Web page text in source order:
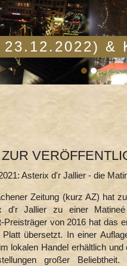
&
Asterix d'r Jallier - die
Zeitung (kurz AZ) hat
d'r Jallier zu einer Matineé
Preisträger von 2016 hat das
Platt übersetzt. In einer
lokalen Handel erhältlich
großer